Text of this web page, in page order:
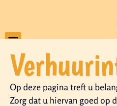
Op deze pagina treft u
Zorg dat u hiervan goed op